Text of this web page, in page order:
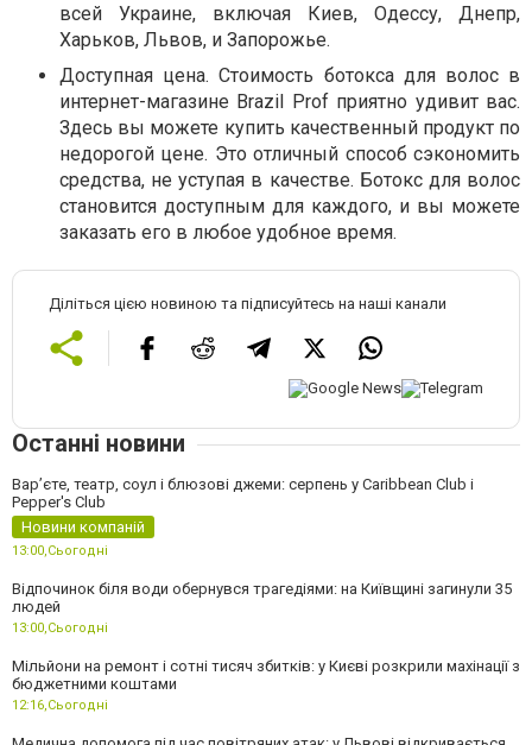
всей Украине, включая Киев, Одессу, Днепр,
Харьков, Львов, и Запорожье.
Доступная цена. Стоимость ботокса для волос в
интернет-магазине Brazil Prof приятно удивит вас.
Здесь вы можете купить качественный продукт по
недорогой цене. Это отличный способ сэкономить
средства, не уступая в качестве. Ботокс для волос
становится доступным для каждого, и вы можете
заказать его в любое удобное время.
Діліться цією новиною та підписуйтесь на наші канали
Останні новини
Вар’єте, театр, соул і блюзові джеми: серпень у Caribbean Club і
Pepper's Club
Новини компаній
13:00, Сьогодні
Відпочинок біля води обернувся трагедіями: на Київщині загинули 35
людей
13:00, Сьогодні
Мільйони на ремонт і сотні тисяч збитків: у Києві розкрили махінації з
бюджетними коштами
12:16, Сьогодні